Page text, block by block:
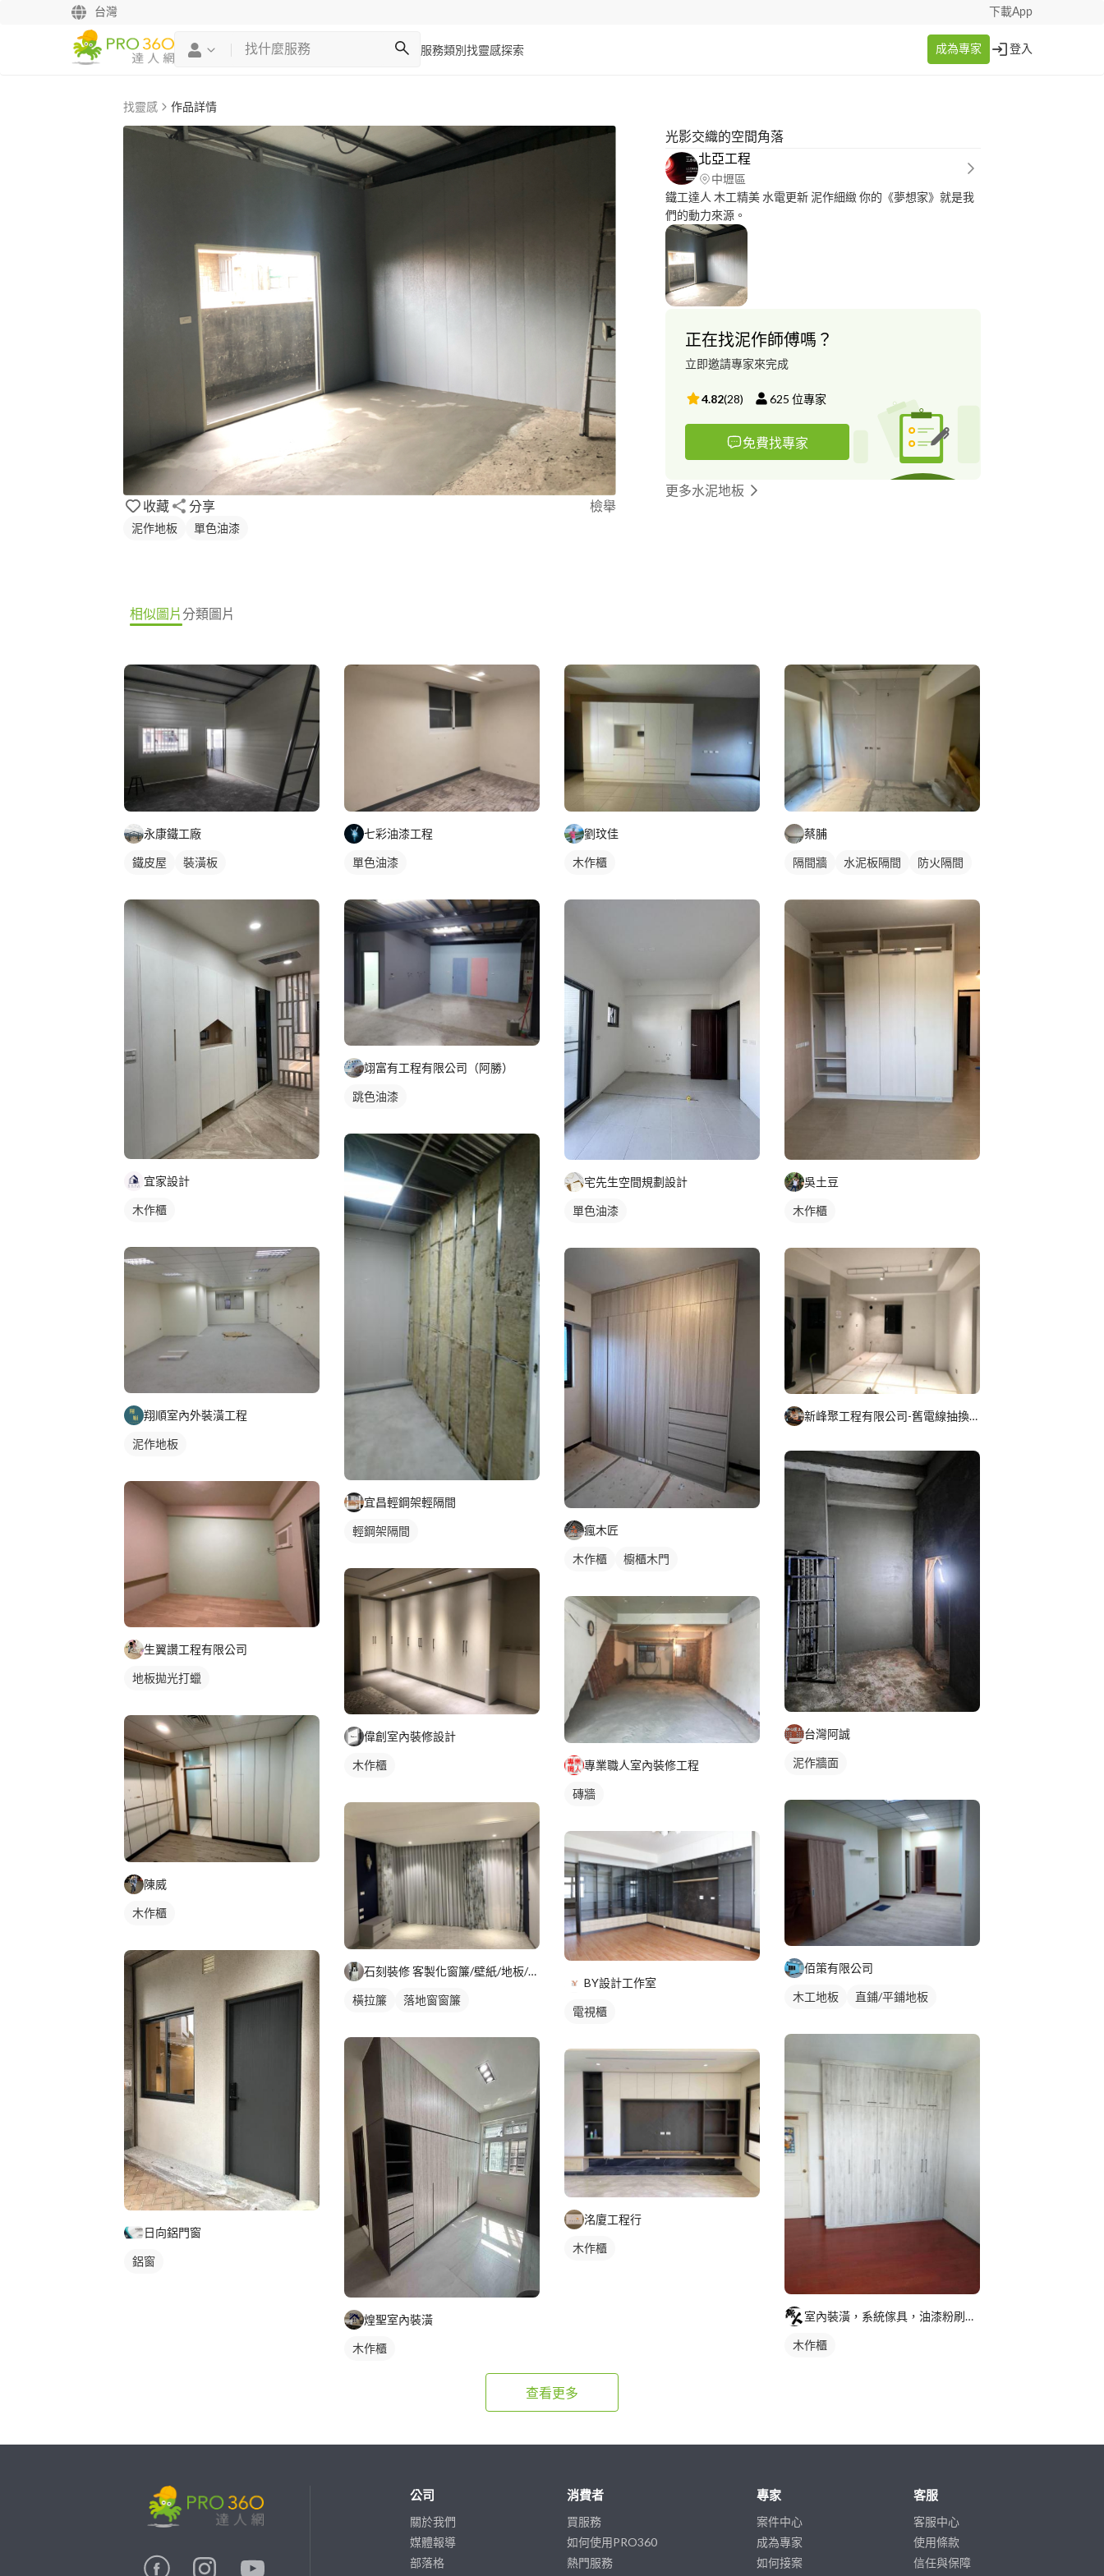
台灣 下載App
服務類別 找靈感探索 成為專家 登入
找靈感 作品詳情
收藏 分享 檢舉
泥作地板 單色油漆
光影交織的空間角落
北亞工程
中壢區
鐵工達人 木工精美 水電更新 泥作細緻 你的《夢想家》就是我
們的動力來源。
正在找泥作師傅嗎？
立即邀請專家來完成
4.82(28) 625 位專家
免費找專家
更多水泥地板
相似圖片分類圖片
永康鐵工廠
鐵皮屋 裝潢板
宜家設計
木作櫃
翔順室內外裝潢工程
泥作地板
生翼讚工程有限公司
地板拋光打蠟
陳威
木作櫃
日向鋁門窗
鋁窗
七彩油漆工程
單色油漆
翊富有工程有限公司（阿勝）
跳色油漆
宜昌輕鋼架輕隔間
輕鋼架隔間
偉創室內裝修設計
木作櫃
石刻裝修 客製化窗簾/壁紙/地板/系統櫃
橫拉簾 落地窗窗簾
煌聖室內裝潢
木作櫃
劉玟佳
木作櫃
宅先生空間規劃設計
單色油漆
瘋木匠
木作櫃 櫥櫃木門
專業職人室內裝修工程
磚牆
BY設計工作室
電視櫃
洺廈工程行
木作櫃
蔡脯
隔間牆 水泥板隔間 防火隔間
吳土豆
木作櫃
新峰聚工程有限公司-舊電線抽換-燈具安裝-
台灣阿誠
泥作牆面
佰策有限公司
木工地板 直鋪/平鋪地板
室內裝潢，系統傢具，油漆粉刷，舊屋翻新
木作櫃
查看更多
公司
關於我們
媒體報導
部落格
消費者
買服務
如何使用PRO360
熱門服務
專家
案件中心
成為專家
如何接案
客服
客服中心
使用條款
信任與保障